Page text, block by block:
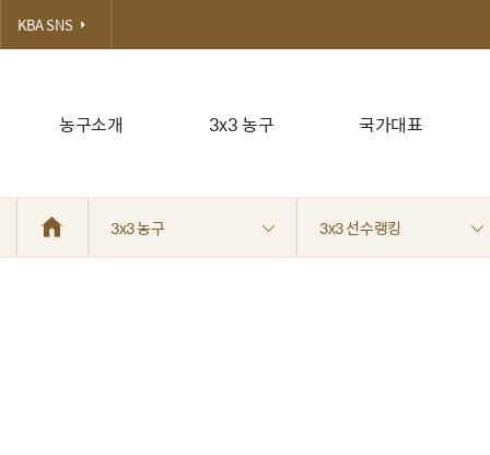
농구소개 3x3 농구 국가대표
KBA SNS
3x3 농구 3x3 선수랭킹